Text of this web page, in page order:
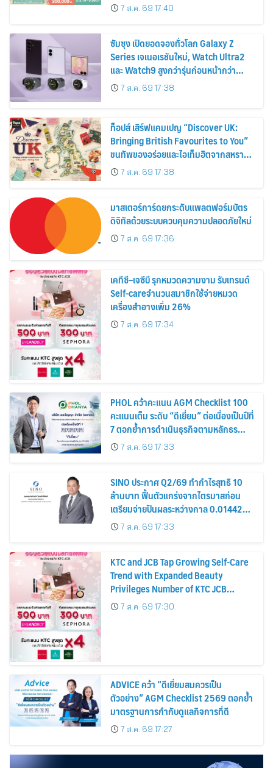
ส่วนลดและสิทธิพิเศษถึง 31 สิงหาคม
2569
7 ส.ค. 69 17:40
ซัมซุง เปิดยอดจองทั่วโลก Galaxy Z
Series เจเนอเรชันใหม่, Watch Ultra2
และ Watch9 สูงกว่ารุ่นก่อนหน้ากว่า
30%7 ส.ค. 69 17:38
ท็อปส์ เสิร์ฟแคมเปญ “Discover UK:
Bringing British Favourites to You”
ขนทัพของอร่อยและไอเท็มฮิตจากสหราช
อาณาจักร ส่งตรงถึงมือตั้งแต่วันนี้ – 18
สิงหาคมนี้
7 ส.ค. 69 17:38
มาสเตอร์การ์ดยกระดับแพลตฟอร์มบัตร
ดิจิทัลด้วยระบบควบคุมความปลอดภัยใหม่
7 ส.ค. 69 17:36
เคทีซี–เจซีบี รุกหมวดความงาม รับเทรนด์
Self-careจำนวนสมาชิกใช้จ่ายหมวด
เครื่องสำอางเพิ่ม 26%
7 ส.ค. 69 17:34
PHOL คว้าคะแนน AGM Checklist 100
คะแนนเต็ม ระดับ “ดีเยี่ยม” ต่อเนื่องเป็นปีที่
7 ตอกย้ำการดำเนินธุรกิจตามหลักธร
รมาภิบาล โปร่งใส สร้างความเชื่อมั่นผู้ถือ
หุ้น
7 ส.ค. 69 17:33
SINO ประกาศ Q2/69 ทำกำไรสุทธิ 10
ล้านบาท ฟื้นตัวแกร่งจากไตรมาสก่อน
เตรียมจ่ายปันผลระหว่างกาล 0.014423
บาทต่อหุ้น ครึ่งปีหลังมุ่งเติบโตต่อเนื่อง
7 ส.ค. 69 17:33
KTC and JCB Tap Growing Self-Care
Trend with Expanded Beauty
Privileges Number of KTC JCB
Cardmembers Spending on
Cosmetics Rises 26%
7 ส.ค. 69 17:30
ADVICE คว้า “ดีเยี่ยมสมควรเป็น
ตัวอย่าง” AGM Checklist 2569 ตอกย้ำ
มาตรฐานการกำกับดูแลกิจการที่ดี
7 ส.ค. 69 17:27